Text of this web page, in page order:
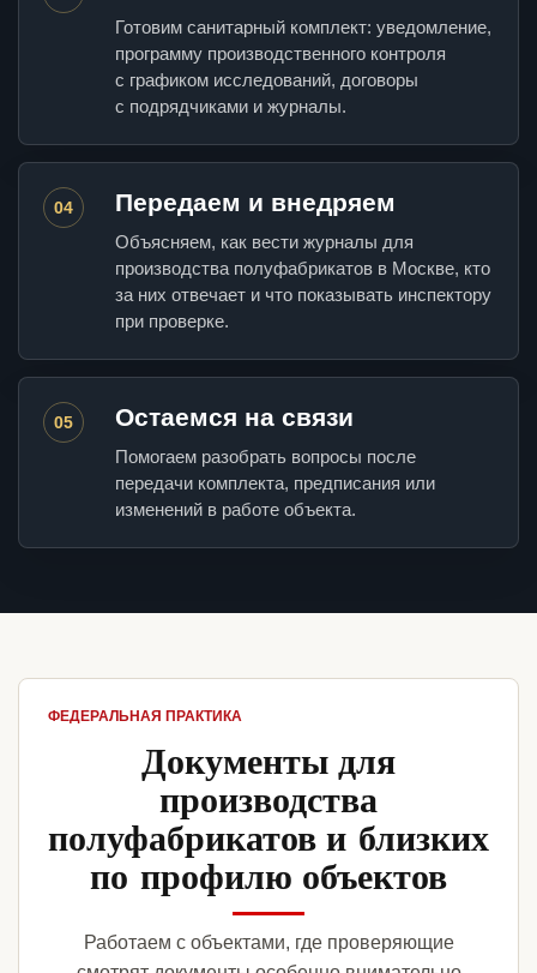
Готовим санитарный комплект: уведомление,
программу производственного контроля
с графиком исследований, договоры
с подрядчиками и журналы.
04 Передаем и внедряем
Объясняем, как вести журналы для
производства полуфабрикатов в Москве, кто
за них отвечает и что показывать инспектору
при проверке.
05 Остаемся на связи
Помогаем разобрать вопросы после
передачи комплекта, предписания или
изменений в работе объекта.
ФЕДЕРАЛЬНАЯ ПРАКТИКА
Документы для
производства
полуфабрикатов и близких
по профилю объектов
Работаем с объектами, где проверяющие